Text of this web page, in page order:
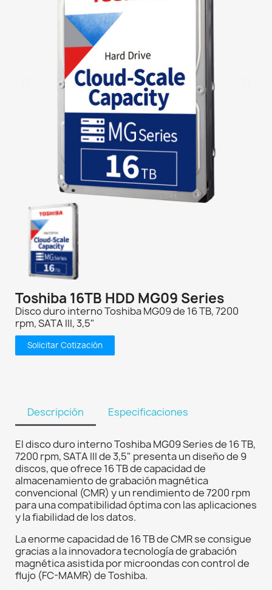
Toshiba 16TB HDD MG09 Series
Disco duro interno Toshiba MG09 de 16 TB, 7200
rpm, SATA III, 3,5"
Solicitar Cotización
Descripción Especificaciones
El disco duro interno Toshiba MG09 Series de 16 TB,
7200 rpm, SATA III de 3,5" presenta un diseño de 9
discos, que ofrece 16 TB de capacidad de
almacenamiento de grabación magnética
convencional (CMR) y un rendimiento de 7200 rpm
para una compatibilidad óptima con las aplicaciones
y la fiabilidad de los datos.
La enorme capacidad de 16 TB de CMR se consigue
gracias a la innovadora tecnología de grabación
magnética asistida por microondas con control de
flujo (FC-MAMR) de Toshiba.